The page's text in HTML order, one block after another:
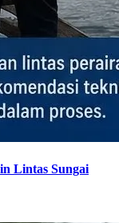
Lintas Sungai